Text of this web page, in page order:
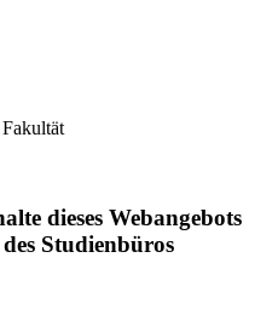
dieses Webangebots
Studienbüros